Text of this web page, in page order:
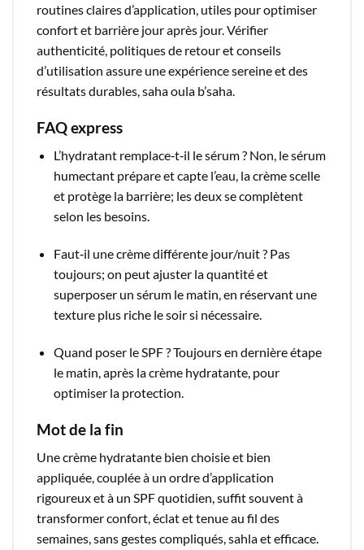
routines claires d’application, utiles pour optimiser
confort et barrière jour après jour. Vérifier
authenticité, politiques de retour et conseils
d’utilisation assure une expérience sereine et des
résultats durables, saha oula b’saha.​
FAQ express
L’hydratant remplace‑t‑il le sérum ? Non, le sérum
humectant prépare et capte l’eau, la crème scelle
et protège la barrière; les deux se complètent
selon les besoins.​
Faut‑il une crème différente jour/nuit ? Pas
toujours; on peut ajuster la quantité et
superposer un sérum le matin, en réservant une
texture plus riche le soir si nécessaire.​
Quand poser le SPF ? Toujours en dernière étape
le matin, après la crème hydratante, pour
optimiser la protection.​
Mot de la fin
Une crème hydratante bien choisie et bien
appliquée, couplée à un ordre d’application
rigoureux et à un SPF quotidien, suffit souvent à
transformer confort, éclat et tenue au fil des
semaines, sans gestes compliqués, sahla et efficace.